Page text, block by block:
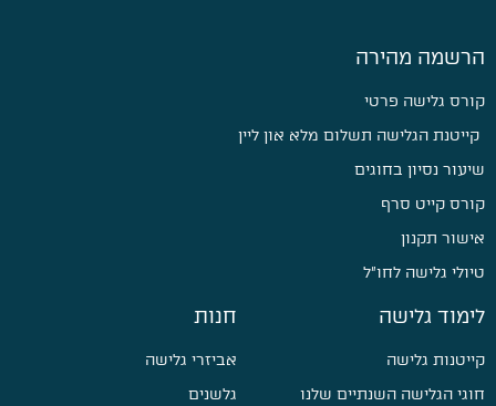
הרשמה מהירה
קורס גלישה פרטי
קייטנת הגלישה תשלום מלא און ליין
שיעור נסיון בחוגים
קורס קייט סרף
אישור תקנון
טיולי גלישה לחו״ל
לימוד גלישה
קייטנות גלישה
חוגי הגלישה השנתיים שלנו
חנות
אביזרי גלישה
גלשנים